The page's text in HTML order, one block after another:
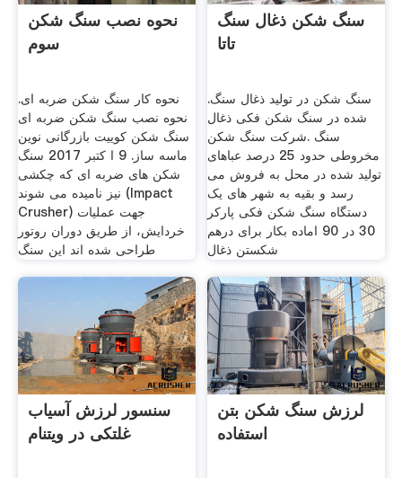
نحوه نصب سنگ شکن
سوم
نحوه کار سنگ شکن ضربه ای.
نحوه نصب سنگ شکن ضربه ای
سنگ شکن کوییت بازرگانی نوین
ماسه ساز. 9 ا کتبر 2017 سنگ
شکن های ضربه ای که چکشی
نیز نامیده می شوند (Impact
Crusher) جهت عملیات
خردایش، از طریق دوران روتور
طراحی شده اند این سنگ
سنگ شکن ذغال سنگ
تاتا
سنگ شکن در تولید ذغال سنگ.
شده در سنگ شکن فکی ذغال
سنگ .شرکت سنگ شکن
مخروطی حدود 25 درصد عباهای
تولید شده در محل به فروش می
رسد و بقیه به شهر های یک
دستگاه سنگ شکن فکی پارکر
30 در 90 اماده بکار برای درهم
شکستن ذغال
سنسور لرزش آسیاب
غلتکی در ویتنام
لرزش سنگ شکن بتن
استفاده